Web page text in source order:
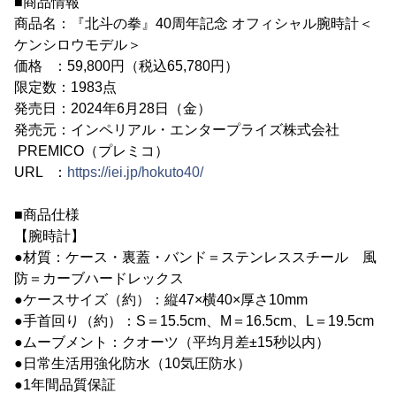
商品名：『北斗の拳』40周年記念 オフィシャル腕時計＜
ケンシロウモデル＞
価格 ：59,800円（税込65,780円）
限定数：1983点
発売日：2024年6月28日（金）
発売元：インペリアル・エンタープライズ株式会社
PREMICO（プレミコ）
URL ： https://iei.jp/hokuto40/
■商品仕様
【腕時計】
●材質：ケース・裏蓋・バンド＝ステンレススチール 風
防＝カーブハードレックス
●ケースサイズ（約）：縦47×横40×厚さ10mm
●手首回り（約）：S＝15.5cm、M＝16.5cm、L＝19.5cm
●ムーブメント：クオーツ（平均月差±15秒以内）
●日常生活用強化防水（10気圧防水）
●1年間品質保証